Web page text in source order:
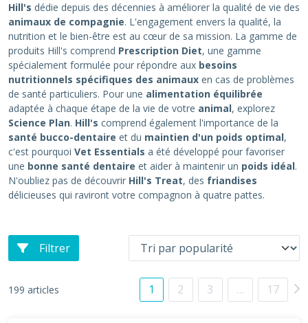
Hill's dédie depuis des décennies à améliorer la qualité de vie des
animaux de compagnie. L'engagement envers la qualité, la
nutrition et le bien-être est au cœur de sa mission. La gamme de
produits Hill's comprend Prescription Diet, une gamme
spécialement formulée pour répondre aux besoins
nutritionnels spécifiques des animaux en cas de problèmes
de santé particuliers. Pour une alimentation équilibrée
adaptée à chaque étape de la vie de votre animal, explorez
Science Plan. Hill's comprend également l'importance de la
santé bucco-dentaire et du maintien d'un poids optimal,
c'est pourquoi Vet Essentials a été développé pour favoriser
une bonne santé dentaire et aider à maintenir un poids idéal.
N'oubliez pas de découvrir Hill's Treat, des friandises
délicieuses qui raviront votre compagnon à quatre pattes.
Filtrer
199 articles 1 2 3 … 17